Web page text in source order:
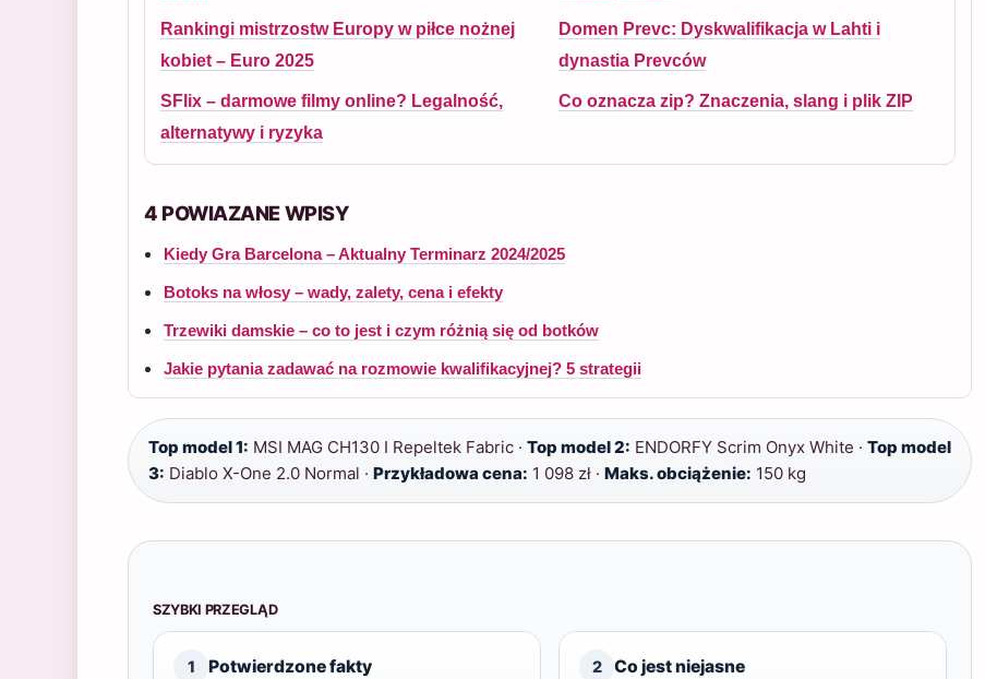
Rankingi mistrzostw Europy w piłce nożnej
kobiet – Euro 2025
Domen Prevc: Dyskwalifikacja w Lahti i
dynastia Prevców
SFlix – darmowe filmy online? Legalność,
alternatywy i ryzyka
Co oznacza zip? Znaczenia, slang i plik ZIP
4 POWIAZANE WPISY
Kiedy Gra Barcelona – Aktualny Terminarz 2024/2025
Botoks na włosy – wady, zalety, cena i efekty
Trzewiki damskie – co to jest i czym różnią się od botków
Jakie pytania zadawać na rozmowie kwalifikacyjnej? 5 strategii
Top model 1: MSI MAG CH130 I Repeltek Fabric · Top model 2: ENDORFY Scrim Onyx White · Top model
3: Diablo X-One 2.0 Normal · Przykładowa cena: 1 098 zł · Maks. obciążenie: 150 kg
SZYBKI PRZEGLĄD
1 Potwierdzone fakty 2 Co jest niejasne